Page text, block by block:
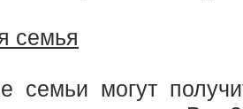
семья
семьи могут